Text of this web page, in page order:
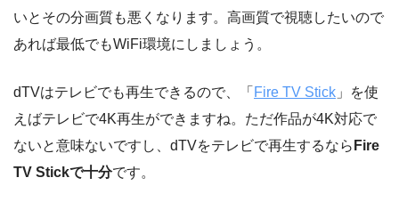
いとその分画質も悪くなります。高画質で視聴したいので
あれば最低でもWiFi環境にしましょう。
dTVはテレビでも再生できるので、「 Fire TV Stick 」を使
えばテレビで4K再生ができますね。ただ作品が4K対応で
ないと意味ないですし、dTVをテレビで再生するなら Fire
TV Stickで十分です。